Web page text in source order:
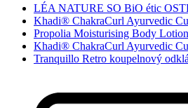
LÉA NATURE SO BiO étic
Khadi® ChakraCurl Ayurvedic
Propolia Moisturising Body Lotion
Khadi® ChakraCurl Ayurvedic
Tranquillo Retro koupelnový